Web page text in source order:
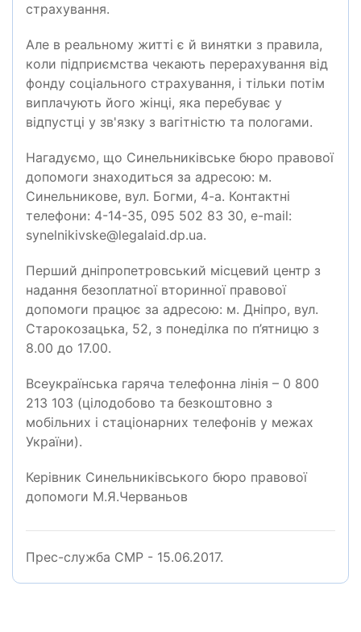
страхування.
Але в реальному житті є й винятки з правила,
коли підприємства чекають перерахування від
фонду соціального страхування, і тільки потім
виплачують його жінці, яка перебуває у
відпустці у зв'язку з вагітністю та пологами.
Нагадуємо, що Синельниківське бюро правової
допомоги знаходиться за адресою: м.
Синельникове, вул. Богми, 4-а. Контактні
телефони: 4-14-35, 095 502 83 30, e-mail:
synelnikivske@legalaid.dp.ua.
Перший дніпропетровський місцевий центр з
надання безоплатної вторинної правової
допомоги працює за адресою: м. Дніпро, вул.
Старокозацька, 52, з понеділка по п’ятницю з
8.00 до 17.00.
Всеукраїнська гаряча телефонна лінія – 0 800
213 103 (цілодобово та безкоштовно з
мобільних і стаціонарних телефонів у межах
України).
Керівник Синельниківського бюро правової
допомоги М.Я.Черваньов
Прес-служба СМР - 15.06.2017.